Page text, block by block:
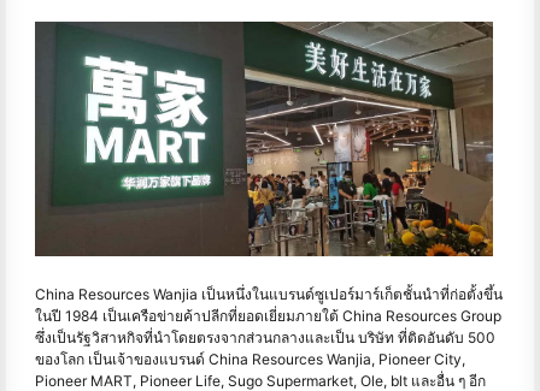
China Resources Wanjia เป็นหนึ่งในแบรนด์ซูเปอร์มาร์เก็ตชั้นนําที่ก่อตั้งขึ้น
ในปี 1984 เป็นเครือข่ายค้าปลีกที่ยอดเยี่ยมภายใต้ China Resources Group
ซึ่งเป็นรัฐวิสาหกิจที่นําโดยตรงจากส่วนกลางและเป็น บริษัท ที่ติดอันดับ 500
ของโลก เป็นเจ้าของแบรนด์ China Resources Wanjia, Pioneer City,
Pioneer MART, Pioneer Life, Sugo Supermarket, Ole, blt และอื่น ๆ อีก